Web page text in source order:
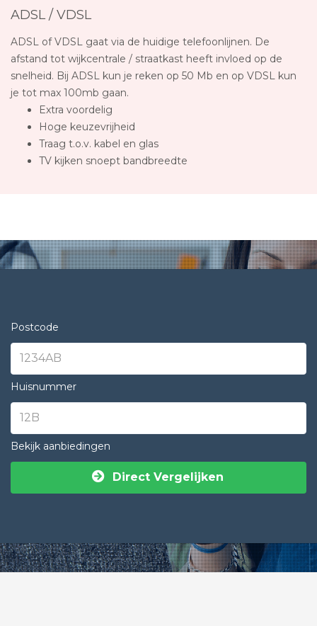
ADSL / VDSL
ADSL of VDSL gaat via de huidige telefoonlijnen. De
afstand tot wijkcentrale / straatkast heeft invloed op de
snelheid. Bij ADSL kun je reken op 50 Mb en op VDSL kun
je tot max 100mb gaan.
Extra voordelig
Hoge keuzevrijheid
Traag t.o.v. kabel en glas
TV kijken snoept bandbreedte
Postcode
Huisnummer
Bekijk aanbiedingen
Direct Vergelijken